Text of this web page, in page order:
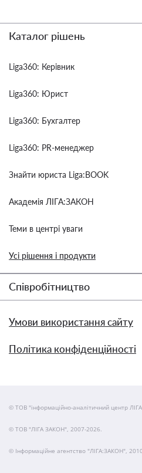
Каталог рішень
Liga360: Керівник
Liga360: Юрист
Liga360: Бухгалтер
Liga360: PR-менеджер
Знайти юриста Liga:BOOK
Академія ЛІГА:ЗАКОН
Теми в центрі уваги
Усі рішення і продукти
Співробітництво
Умови використання сайту
Політика конфіденційності
© ТОВ "інформаційно-аналітичний центр
© ТОВ "ЛІГА ЗАКОН", 2007-2026.
© Інформаційне агентство "ЛІГА:ЗАКОН",